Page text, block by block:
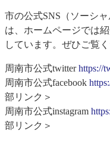
市の公式SNS（ソーシ
は、ホームページでは
しています。ぜひご覧く
周南市公式twitterhttps://
周南市公式facebook
部リンク＞
周南市公式instagram
部リンク＞